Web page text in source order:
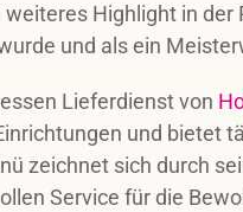
Highlight in
und als ein
Lieferdienst von
und bietet
zeichnet sich durch
Service für die